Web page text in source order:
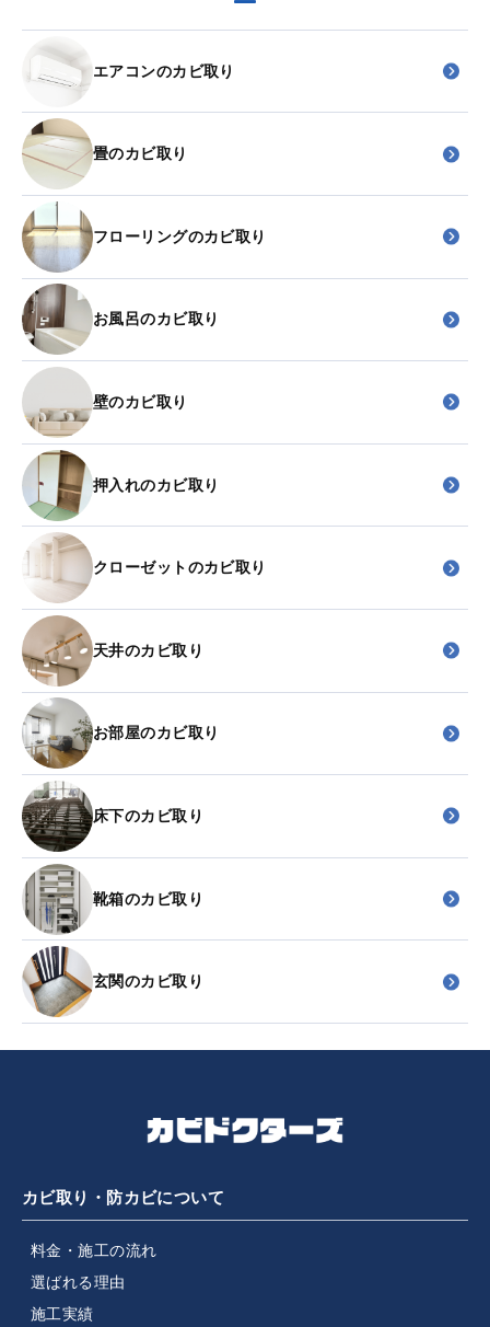
エアコンのカビ取り
畳のカビ取り
フローリングのカビ取り
お風呂のカビ取り
壁のカビ取り
押入れのカビ取り
クローゼットのカビ取り
天井のカビ取り
お部屋のカビ取り
床下のカビ取り
靴箱のカビ取り
玄関のカビ取り
カビ取り・防カビについて
料金・施工の流れ
選ばれる理由
施工実績